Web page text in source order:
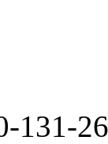
131-